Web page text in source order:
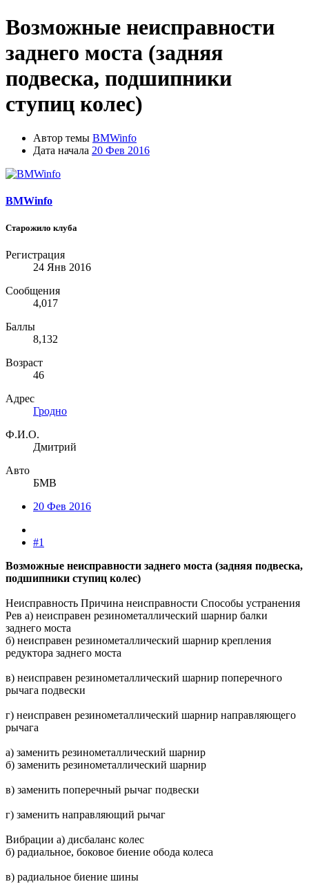
Возможные неисправности
заднего моста (задняя
подвеска, подшипники
ступиц колес)
Автор темы BMWinfo
Дата начала 20 Фев 2016
BMWinfo
Старожило клуба
Регистрация
24 Янв 2016
Сообщения
4,017
Баллы
8,132
Возраст
46
Адрес
Гродно
Ф.И.О.
Дмитрий
Авто
БМВ
20 Фев 2016
#1
Возможные неисправности заднего моста (задняя подвеска,
подшипники ступиц колес)
Неисправность Причина неисправности Способы устранения
Рев а) неисправен резинометаллический шарнир балки
заднего моста
б) неисправен резинометаллический шарнир крепления
редуктора заднего моста
в) неисправен резинометаллический шарнир поперечного
рычага подвески
г) неисправен резинометаллический шарнир направляющего
рычага
а) заменить резинометаллический шарнир
б) заменить резинометаллический шарнир
в) заменить поперечный рычаг подвески
г) заменить направляющий рычаг
Вибрации а) дисбаланс колес
б) радиальное, боковое биение обода колеса
в) радиальное биение шины